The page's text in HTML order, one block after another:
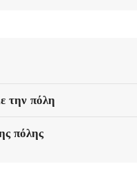
την πόλη
πόλης